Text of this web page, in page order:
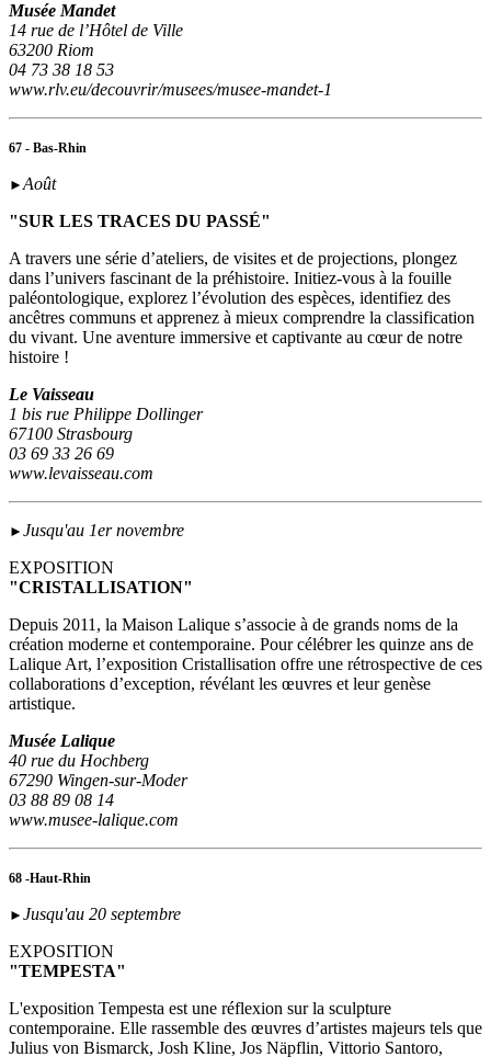
Musée Mandet
14 rue de l’Hôtel de Ville
63200 Riom
04 73 38 18 53
www.rlv.eu/decouvrir/musees/musee-mandet-1
67 - Bas-Rhin
►Août
"SUR LES TRACES DU PASSÉ"
A travers une série d’ateliers, de visites et de projections, plongez
dans l’univers fascinant de la préhistoire. Initiez-vous à la fouille
paléontologique, explorez l’évolution des espèces, identifiez des
ancêtres communs et apprenez à mieux comprendre la classification
du vivant. Une aventure immersive et captivante au cœur de notre
histoire !
Le Vaisseau
1 bis rue Philippe Dollinger
67100 Strasbourg
03 69 33 26 69
www.levaisseau.com
► Jusqu'au 1er novembre
EXPOSITION
"CRISTALLISATION"
Depuis 2011, la Maison Lalique s’associe à de grands noms de la
création moderne et contemporaine. Pour célébrer les quinze ans de
Lalique Art, l’exposition Cristallisation offre une rétrospective de ces
collaborations d’exception, révélant les œuvres et leur genèse
artistique.
Musée Lalique
40 rue du Hochberg
67290 Wingen-sur-Moder
03 88 89 08 14
www.musee-lalique.com
68 -Haut-Rhin
► Jusqu'au 20 septembre
EXPOSITION
"TEMPESTA"
L'exposition Tempesta est une réflexion sur la sculpture
contemporaine. Elle rassemble des œuvres d’artistes majeurs tels que
Julius von Bismarck, Josh Kline, Jos Näpflin, Vittorio Santoro,